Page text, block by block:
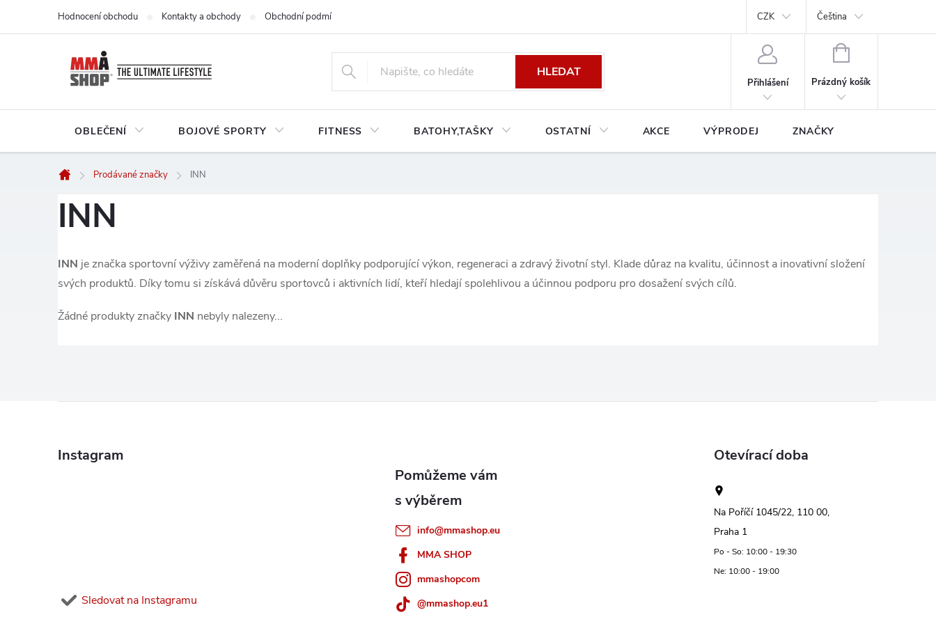
Hodnocení obchodu Kontakty a obchody Obchodní podmínky platné pro Českou a Slovenskou republiku Podmínky ochrany osobních údajů Prodávané značky
CZK Čeština
HLEDAT
Přihlášení
NÁKUPNÍ
Prázdný košík
OBLEČENÍ BOJOVÉ SPORTY FITNESS BATOHY,TAŠKY OSTATNÍ AKCE VÝPRODEJ ZNAČKY
Domů
Prodávané značky INN
INN
INN je značka sportovní výživy zaměřená na moderní doplňky podporující výkon, regeneraci a zdravý životní styl. Klade důraz na kvalitu, účinnost a inovativní složení
svých produktů. Díky tomu si získává důvěru sportovců i aktivních lidí, kteří hledají spolehlivou a účinnou podporu pro dosažení svých cílů.
Žádné produkty značky INN nebyly nalezeny...
Instagram
Sledovat na Instagramu
info@mmashop.eu
MMA SHOP
mmashopcom
@mmashop.eu1
Otevírací doba
Na Poříčí 1045/22, 110 00,
Praha 1
Po - So: 10:00 - 19:30
Ne: 10:00 - 19:00